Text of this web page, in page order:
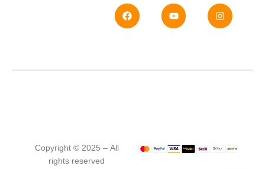
Copyright © 2025 – All
rights reserved